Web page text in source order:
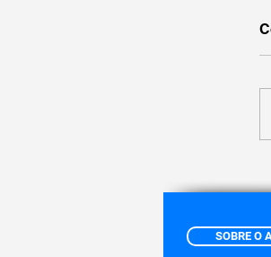
SOBRE O